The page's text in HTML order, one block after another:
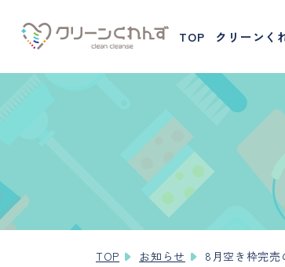
TOP クリーンく
TOP お知らせ 8月空き枠完